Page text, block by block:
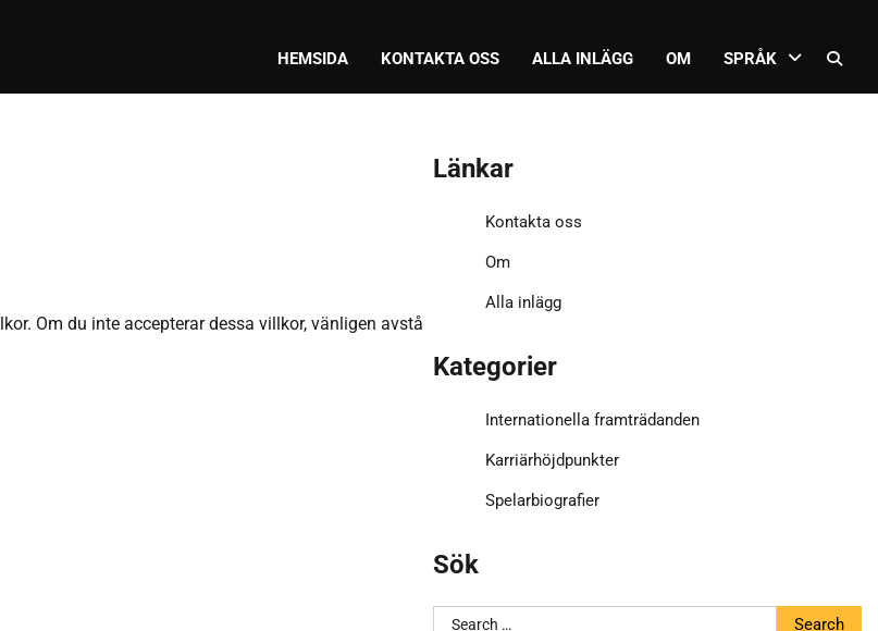
HEMSIDA KONTAKTA OSS ALLA INLÄGG OM SPRÅK
Om du inte accepterar dessa villkor, vänligen avstå
Länkar
Kontakta oss
Om
Alla inlägg
Kategorier
Internationella framträdanden
Karriärhöjdpunkter
Spelarbiografier
Sök
Search